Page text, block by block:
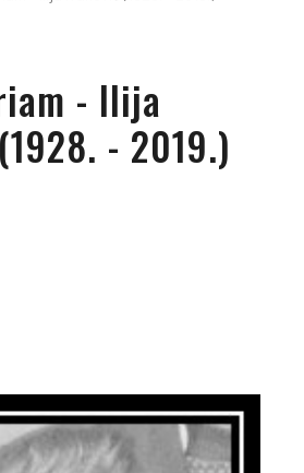
- Ilija
- 2019.)